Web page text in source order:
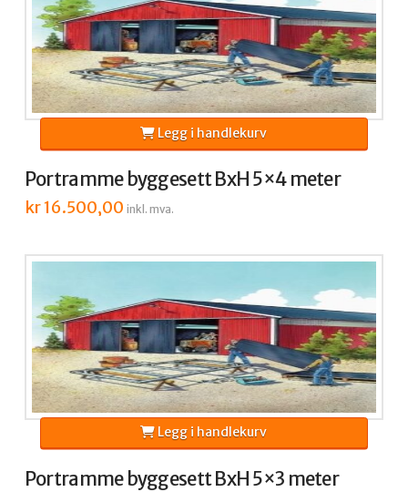
Portramme byggesett BxH 5×4 meter
kr16.500,00 inkl. mva.
Legg i handlekurv
Portramme byggesett BxH 5×3 meter
Legg i handlekurv